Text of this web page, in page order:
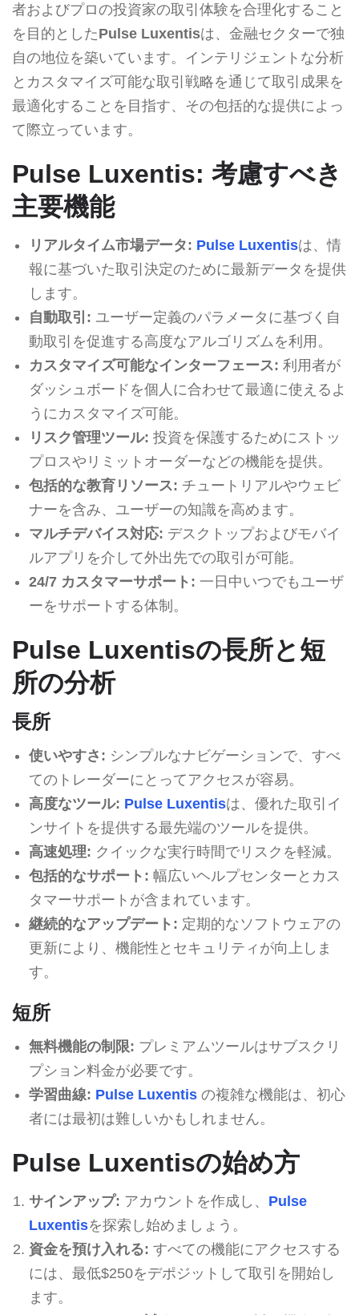
者およびプロの投資家の取引体験を合理化すること
を目的としたPulse Luxentisは、金融セクターで独
自の地位を築いています。インテリジェントな分析
とカスタマイズ可能な取引戦略を通じて取引成果を
最適化することを目指す、その包括的な提供によっ
て際立っています。
Pulse Luxentis: 考慮すべき
主要機能
リアルタイム市場データ: Pulse Luxentisは、情
報に基づいた取引決定のために最新データを提供
します。
自動取引: ユーザー定義のパラメータに基づく自
動取引を促進する高度なアルゴリズムを利用。
カスタマイズ可能なインターフェース: 利用者が
ダッシュボードを個人に合わせて最適に使えるよ
うにカスタマイズ可能。
リスク管理ツール: 投資を保護するためにストッ
プロスやリミットオーダーなどの機能を提供。
包括的な教育リソース: チュートリアルやウェビ
ナーを含み、ユーザーの知識を高めます。
マルチデバイス対応: デスクトップおよびモバイ
ルアプリを介して外出先での取引が可能。
24/7 カスタマーサポート: 一日中いつでもユーザ
ーをサポートする体制。
Pulse Luxentisの長所と短
所の分析
長所
使いやすさ: シンプルなナビゲーションで、すべ
てのトレーダーにとってアクセスが容易。
高度なツール: Pulse Luxentisは、優れた取引イ
ンサイトを提供する最先端のツールを提供。
高速処理: クイックな実行時間でリスクを軽減。
包括的なサポート: 幅広いヘルプセンターとカス
タマーサポートが含まれています。
継続的なアップデート: 定期的なソフトウェアの
更新により、機能性とセキュリティが向上しま
す。
短所
無料機能の制限: プレミアムツールはサブスクリ
プション料金が必要です。
学習曲線: Pulse Luxentisの複雑な機能は、初心
者には最初は難しいかもしれません。
Pulse Luxentisの始め方
サインアップ: アカウントを作成し、 Pulse
Luxentisを探索し始めましょう。
資金を預け入れる: すべての機能にアクセスする
には、最低$250をデポジットして取引を開始し
ます。